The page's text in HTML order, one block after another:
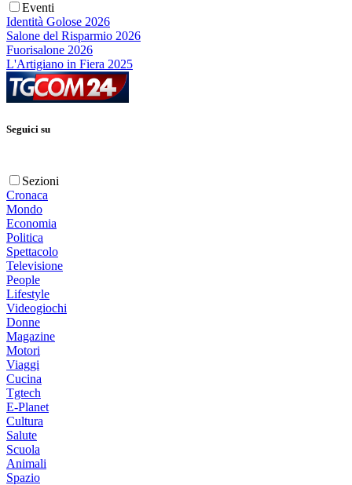
Eventi
Identità Golose 2026
Salone del Risparmio 2026
Fuorisalone 2026
L'Artigiano in Fiera 2025
Seguici su
Sezioni
Cronaca
Mondo
Economia
Politica
Spettacolo
Televisione
People
Lifestyle
Videogiochi
Donne
Magazine
Motori
Viaggi
Cucina
Tgtech
E-Planet
Cultura
Salute
Scuola
Animali
Spazio